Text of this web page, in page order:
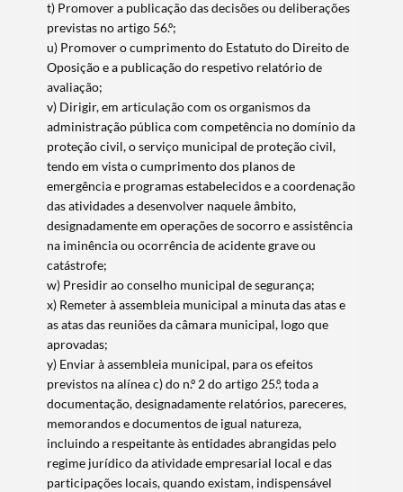
t) Promover a publicação das decisões ou deliberações
previstas no artigo 56.º;
u) Promover o cumprimento do Estatuto do Direito de
Oposição e a publicação do respetivo relatório de
avaliação;
v) Dirigir, em articulação com os organismos da
administração pública com competência no domínio da
proteção civil, o serviço municipal de proteção civil,
tendo em vista o cumprimento dos planos de
emergência e programas estabelecidos e a coordenação
das atividades a desenvolver naquele âmbito,
designadamente em operações de socorro e assistência
na iminência ou ocorrência de acidente grave ou
catástrofe;
w) Presidir ao conselho municipal de segurança;
x) Remeter à assembleia municipal a minuta das atas e
as atas das reuniões da câmara municipal, logo que
aprovadas;
y) Enviar à assembleia municipal, para os efeitos
previstos na alínea c) do n.º 2 do artigo 25.º, toda a
documentação, designadamente relatórios, pareceres,
memorandos e documentos de igual natureza,
incluindo a respeitante às entidades abrangidas pelo
regime jurídico da atividade empresarial local e das
participações locais, quando existam, indispensável